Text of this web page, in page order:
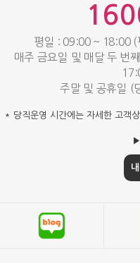
평일 : 09:00 ~ 18:00 (
매주 금요일 및 매달 두 번
주말 및 공휴일 (
* 당직운영 시간에는 자세한 고객
▶